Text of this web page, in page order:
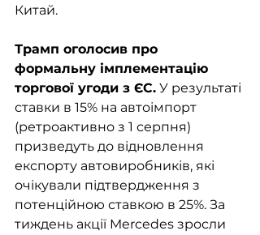
Китай.
Трамп оголосив про
формальну імплементацію
торгової угоди з ЄС. У результаті
ставки в 15% на автоімпорт
(ретроактивно з 1 серпня)
призведуть до відновлення
експорту автовиробників, які
очікували підтвердження з
потенційною ставкою в 25%. За
тиждень акції Mercedes зросли